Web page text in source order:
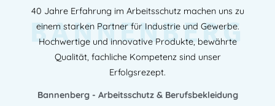
40 Jahre Erfahrung im Arbeitsschutz machen uns zu
einem starken Partner für Industrie und Gewerbe.
Hochwertige und innovative Produkte, bewährte
Qualität, fachliche Kompetenz sind unser
Erfolgsrezept.
Bannenberg - Arbeitsschutz & Berufsbekleidung
BANNENBERG